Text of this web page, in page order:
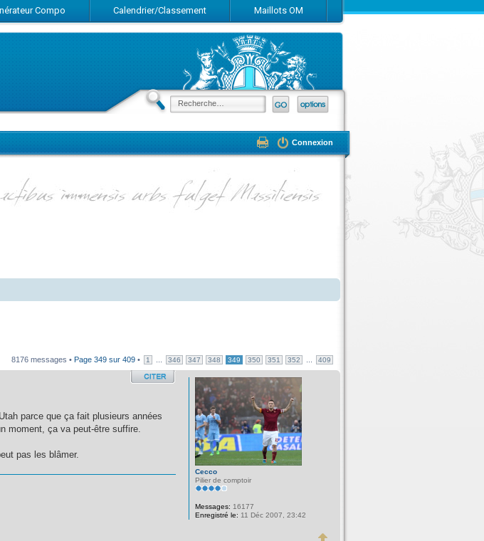
Compo Calendrier/Classement Maillots OM
Connexion
8176 messages • Page 349 sur 409 • 1 346 347 348 349 350 351 352 409
parce que ça fait plusieurs années
moment, ça va peut-être suffire.
pas les blâmer.
Cecco
Pilier de comptoir
Messages: 16177
Enregistré le: 11 Déc 2007, 23:42